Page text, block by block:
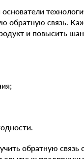
обратную связь.
и повысить
обратную связь